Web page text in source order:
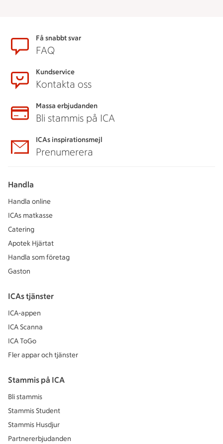
SidfotFå snabbt svar
FAQ
Kundservice
Kontakta oss
Massa erbjudanden
Bli stammis på ICA
ICAs inspirationsmejl
Prenumerera
Handla
Handla online
ICAs matkasse
Catering
Apotek Hjärtat
Handla som företag
Gaston
ICAs tjänster
ICA-appen
ICA Scanna
ICA ToGo
Fler appar och tjänster
Stammis på ICA
Bli stammis
Stammis Student
Stammis Husdjur
Partnererbjudanden